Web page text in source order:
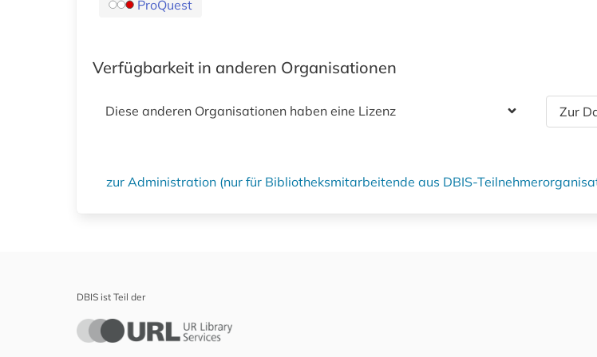
ProQuest
Verfügbarkeit in anderen Organisationen
Diese anderen Organisationen haben eine Lizenz Zur
zur Administration (nur für Bibliotheksmitarbeitende aus DBIS-
DBIS ist Teil der